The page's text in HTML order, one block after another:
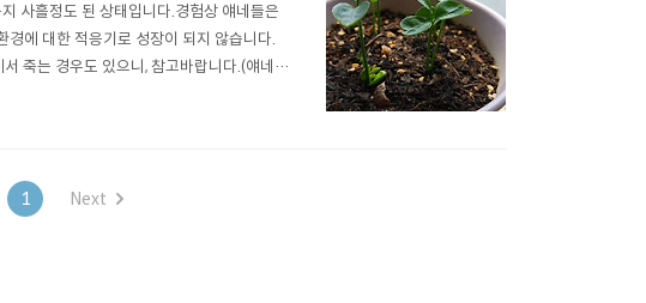
사흘정도 된 상태입니다.경험상 얘네들은
경에 대한 적응기로 성장이 되지 않습니다.
죽는 경우도 있으니, 참고바랍니다.(얘네는
입니다. 본격적으로 자라기 시작했는데, 다
1 Next